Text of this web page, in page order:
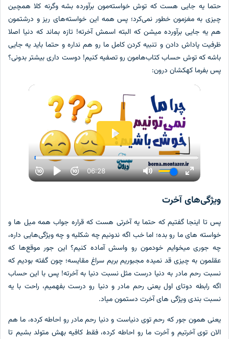
حتما یه جایی هست که توش خواسته‌مون برآورده بشه وگرنه کلا همچین
چیزی به مغزمون خطور نمی‌کرد؛ پس همه این خواسته‌های ریز و درشتمون
هم یه جایی برآورده میشن که البته اسمش آخرته! تازه بماند که دنیا اصلا
ظرفیت پاداش دادن و تنبیه کردن کامل ما رو هم نداره و حتما باید یه جایی
باشه که توش حساب کتاب‌هامون رو تصفیه کنیم! دوست داری بیشتر بدونی؟
پس بفرما کهکشان درون:
ویژگی‌های آخرت
پس تا اینجا گفتیم که حتما یه آخرتی هست که قراره جواب همه میل ها و
خواسته های ما رو بده؛ اما خب اگه ندونیم چه شکلیه و چه ویژگی‌هایی داره،
چه جوری میخوایم خودمون رو واسش آماده کنیم؟ این جور موقع‌ها که
عقلمون به چیزی قد نمیده مجبوریم بریم سراغ مقایسه؛ چون گفته بودیم که
نسبت رحم مادر به دنیا درست مثل نسبت دنیا به آخرته! پس با این حساب
اگه رابطه دوتای اول یعنی رحم مادر و دنیا رو درست بفهمیم، راحت با یه
نسبت بندی ویژگی های آخرت دستمون میاد.
یعنی همون جور که رحم توی دنیاست و دنیا رحم مادر رو احاطه کرده، ما هم
الان توی آخرتیم و آخرت ما رو احاطه کرده، فقط کافیه بهش متولد بشیم تا